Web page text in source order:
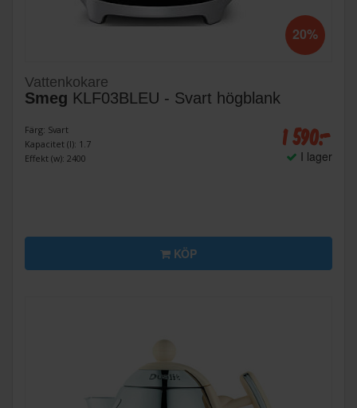
20%
Vattenkokare
Smeg KLF03BLEU - Svart högblank
Färg: Svart
Kapacitet (l): 1.7
Effekt (w): 2400
1 590:-
I lager
KÖP